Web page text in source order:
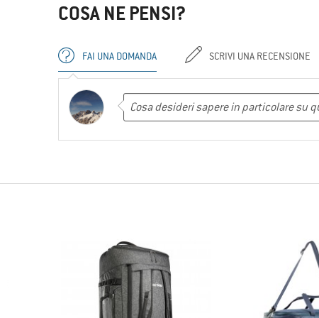
COSA NE PENSI?
FAI UNA DOMANDA SCRIVI UNA RECENSIONE